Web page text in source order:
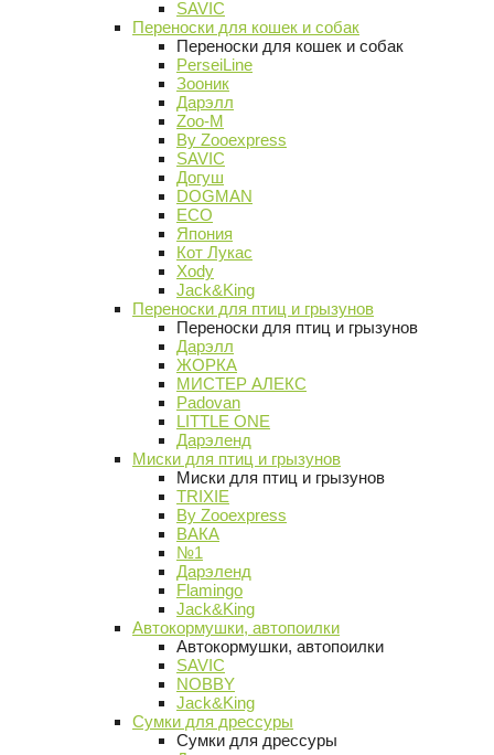
SAVIC
Переноски для кошек и собак
Переноски для кошек и собак
PerseiLine
Зооник
Дарэлл
Zoo-M
By Zooexpress
SAVIC
Догуш
DOGMAN
ECO
Япония
Кот Лукас
Xody
Jack&King
Переноски для птиц и грызунов
Переноски для птиц и грызунов
Дарэлл
ЖОРКА
МИСТЕР АЛЕКС
Padovan
LITTLE ONE
Дарэленд
Миски для птиц и грызунов
Миски для птиц и грызунов
TRIXIE
By Zooexpress
ВАКА
№1
Дарэленд
Flamingo
Jack&King
Автокормушки, автопоилки
Автокормушки, автопоилки
SAVIC
NOBBY
Jack&King
Сумки для дрессуры
Сумки для дрессуры